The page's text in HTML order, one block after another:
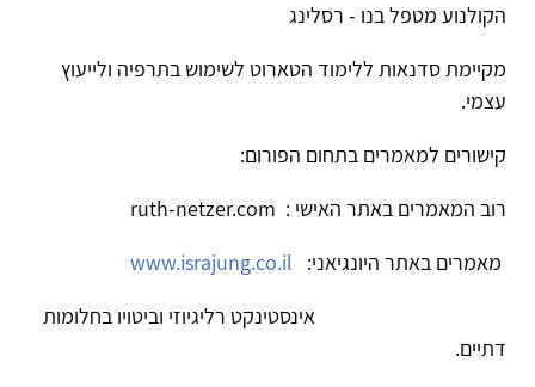
הקולנוע מטפל בנו - רסלינג
מקיימת סדנאות ללימוד הטארוט לשימוש בתרפיה ולייעוץ
עצמי.
קישורים למאמרים בתחום הפורום:
רוב המאמרים באתר האישי : ruth-netzer.com
מאמרים באתר היונגיאני: www.israjung.co.il
אינסטינקט רליגיוזי וביטויו בחלומות
דתיים.